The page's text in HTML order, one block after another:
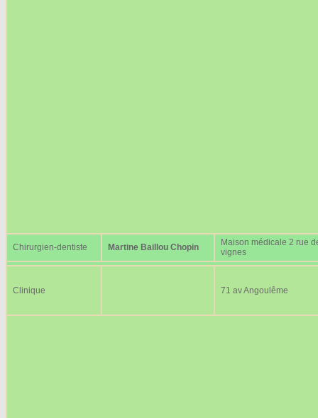
Chirurgien-dentiste Martine Baillou Chopin
Maison médicale 2 rue
vignes
Clinique 71 av Angoulême